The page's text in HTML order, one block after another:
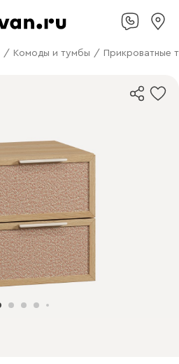
/ Комоды и тумбы / Прикроватные